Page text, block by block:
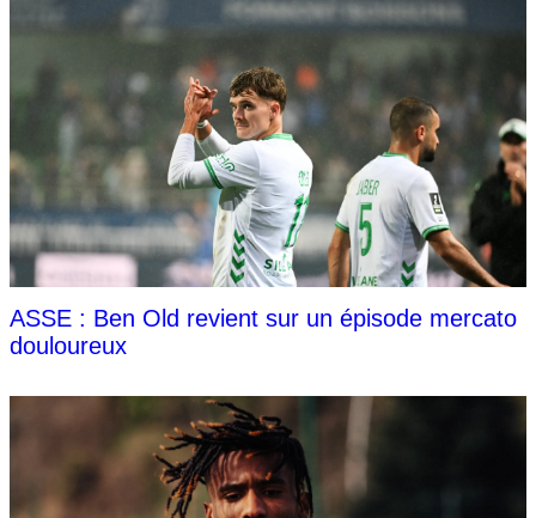
ASSE : Ben Old revient sur un épisode mercato
douloureux